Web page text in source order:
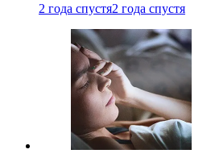
2 года спустя2 года спустя